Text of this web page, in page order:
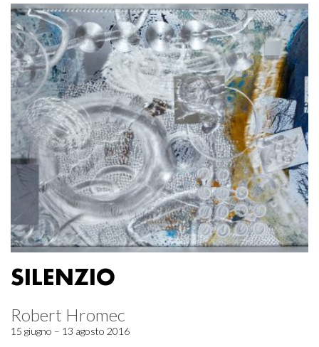
SILENZIO
Robert Hromec
15 giugno – 13 agosto 2016